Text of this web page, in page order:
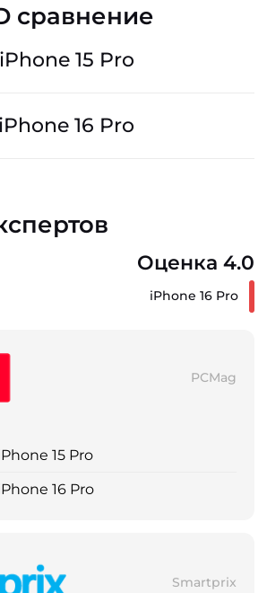
сравнение
iPhone 15 Pro
iPhone 16 Pro
Оценка 4.0
iPhone 16 Pro
PCMag
15 Pro
16 Pro
Smartprix